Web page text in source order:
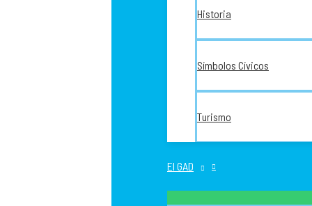
Historia
Símbolos Cívicos
Turismo
El GAD